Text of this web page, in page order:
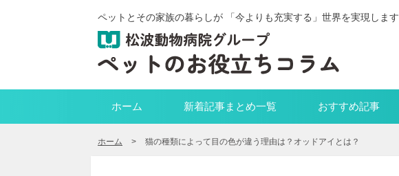
ペットとその家族の暮らしが 「今よりも充実する」世界を実現します
ホーム 新着記事まとめ一覧 おすすめ記事
ホーム > 猫の種類によって目の色が違う理由は？オッドアイとは？